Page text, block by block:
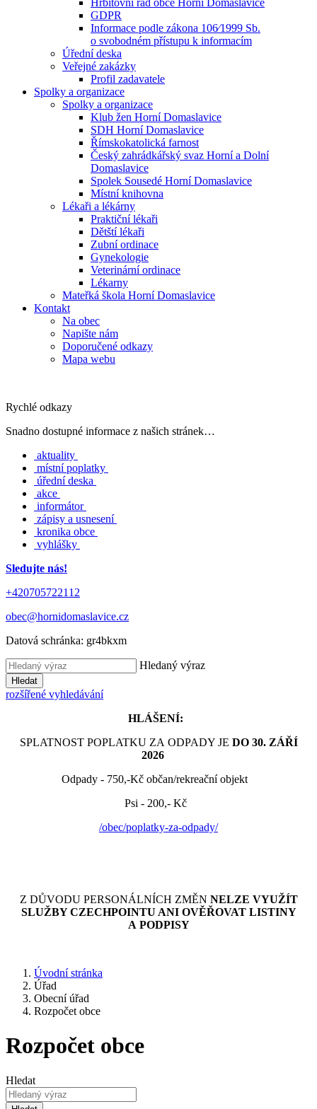
Hřbitovní řád obce Horní Domaslavice
GDPR
Informace podle zákona 106⁄1999 Sb.
o svobodném přístupu k informacím
Úřední deska
Veřejné zakázky
Profil zadavatele
Spolky a organizace
Spolky a organizace
Klub žen Horní Domaslavice
SDH Horní Domaslavice
Římskokatolická farnost
Český zahrádkářský svaz Horní a Dolní
Domaslavice
Spolek Sousedé Horní Domaslavice
Místní knihovna
Lékaři a lékárny
Praktiční lékaři
Dětští lékaři
Zubní ordinace
Gynekologie
Veterinární ordinace
Lékarny
Mateřká škola Horní Domaslavice
Kontakt
Na obec
Napište nám
Doporučené odkazy
Mapa webu
Rychlé odkazy
Snadno dostupné informace z našich stránek…
aktuality
místní poplatky
úřední deska
akce
informátor
zápisy a usnesení
kronika obce
vyhlášky
Sledujte nás!
+420705722112
obec@hornidomaslavice.cz
Datová schránka: gr4bkxm
Hledaný výraz
Hledat
rozšířené vyhledávání
HLÁŠENÍ:
SPLATNOST POPLATKU ZA ODPADY JE DO 30. ZÁŘÍ
2026
Odpady - 750,-Kč občan/rekreační objekt
Psi - 200,- Kč
/obec/poplatky-za-odpady/
Z DŮVODU PERSONÁLNÍCH ZMĚN NELZE VYUŽÍT
SLUŽBY CZECHPOINTU ANI OVĚŘOVAT LISTINY
A PODPISY
Úvodní stránka
Úřad
Obecní úřad
Rozpočet obce
Rozpočet obce
Hledat